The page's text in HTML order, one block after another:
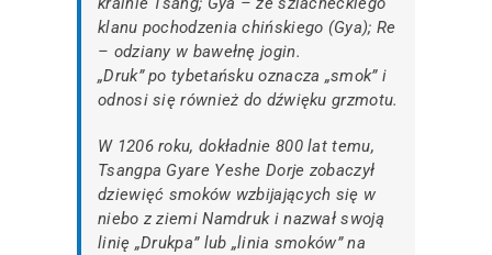
klanu pochodzenia chińskiego (Gya); Re
– odziany w bawełnę jogin.
„Druk” po tybetańsku oznacza „smok” i
odnosi się również do dźwięku grzmotu.
W 1206 roku, dokładnie 800 lat temu,
Tsangpa Gyare Yeshe Dorje zobaczył
dziewięć smoków wzbijających się w
niebo z ziemi Namdruk i nazwał swoją
linię „Drukpa” lub „linia smoków” na